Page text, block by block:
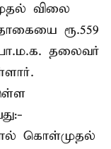
விலை
ரூ.559
தலைவர்
கொள்முதல்